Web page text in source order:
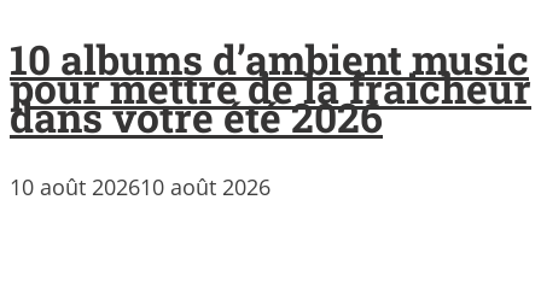
10 albums d’ambient music
pour mettre de la fraicheur
dans votre été 2026
10 août 202610 août 2026